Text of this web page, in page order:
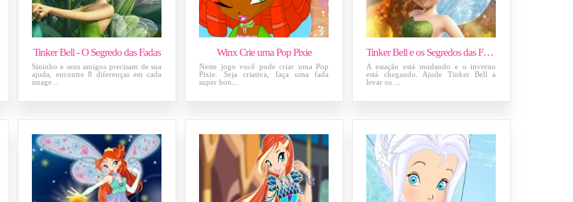
Tinker Bell - O Segredo das Fadas
Sininho e seus amigos precisam de sua
ajuda, encontre 8 diferenças em cada
image...
Winx Crie uma Pop Pixie
Neste jogo você pode criar uma Pop
Pixie. Seja criativa, faça uma fada
super bon...
Tinker Bell e os Segredos das Fadas
A estação está mudando e o inverno
está chegando. Ajude Tinker Bell a
levar os ...